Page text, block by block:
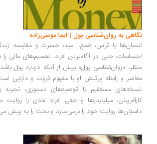
نگاهی به روان‌شناسی پول | ایما موسی‌زاده
انسان‌ها با ترس، طمع، امید، حسرت و مقایسه
احساسات، حتی در آگاه‌ترین افراد، تصمیم‌های مالی
منظر، «روان‌شناسی پول» بیش از آنکه درباره پول
معاصر و رابطه پرتنش او با مفهوم ثروت و دارایی
نسخه‌های مستقیم یا توصیه‌های دستوری، تجربه
کارآفرینان، میلیاردرها و حتی افراد عادی را
داستان‌ها روایت خود را برمی‌سازد و بحث را به پیش